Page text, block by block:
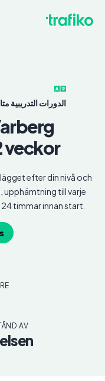
الدورات التدريبية
veckor
efter din nivå och
upphämtning till varje
timmar innan start.
AV